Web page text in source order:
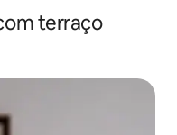
terraço